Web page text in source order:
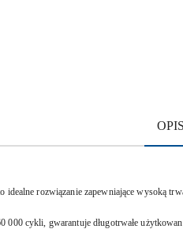
idealne rozwiązanie zapewniające wysoką
000 cykli, gwarantuje długotrwałe